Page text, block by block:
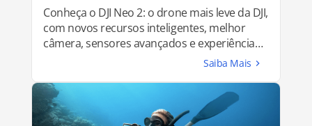
Conheça o DJI Neo 2: o drone mais leve da DJI,
com novos recursos inteligentes, melhor
câmera, sensores avançados e experiência